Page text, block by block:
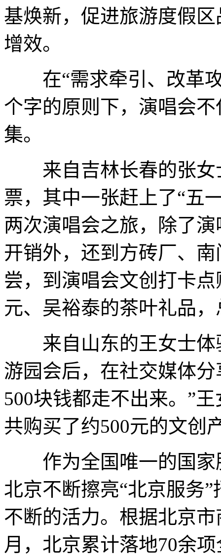
基焕新，促进旅游度假
增效。
在“需求牵引、改革攻
个字的原则下，演唱会
集。
来自吉林长春的张女
票，其中一张赶上了“五
两次演唱会之旅，除了
开销外，还到方砖厂、
尝，到演唱会文创打卡
元、吴裕泰的茶叶礼品
来自山东的王女士体
游园会后，在社交媒体
500块钱都走不出来。”
共购买了约500元的文创
作为全国唯一的国家
北京不断擦亮“北京服务
不断的活力。根据北京
月，北京累计落地70余